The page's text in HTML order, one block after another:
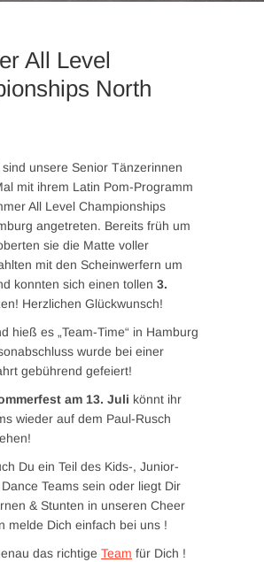
All Level
North
unsere Senior Tänzerinnen
mit ihrem Latin Pom-Programm
All Level Championships
angetreten. Bereits früh um
sie die Matte voller
mit den Scheinwerfern um
konnten sich einen tollen 3.
Herzlichen Glückwunsch!
hieß es „Team-Time“ in Hamburg
wurde bei einer
gebührend gefeiert!
am 13. Juli könnt ihr
wieder auf dem Paul-Rusch
Du ein Teil des Kids-, Junior-
Teams sein oder liegt Dir
& Stunten in unseren Cheer
melde Dich einfach bei uns !
das richtige Team für Dich !